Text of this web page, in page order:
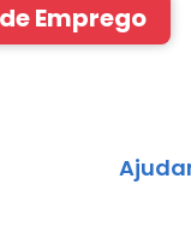
Emprego